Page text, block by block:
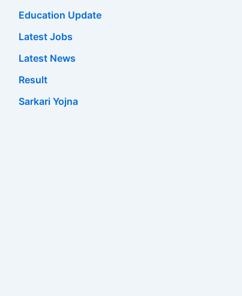
Education Update
Latest Jobs
Latest News
Result
Sarkari Yojna